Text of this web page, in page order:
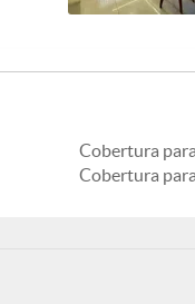
Cobertura
Cobertura